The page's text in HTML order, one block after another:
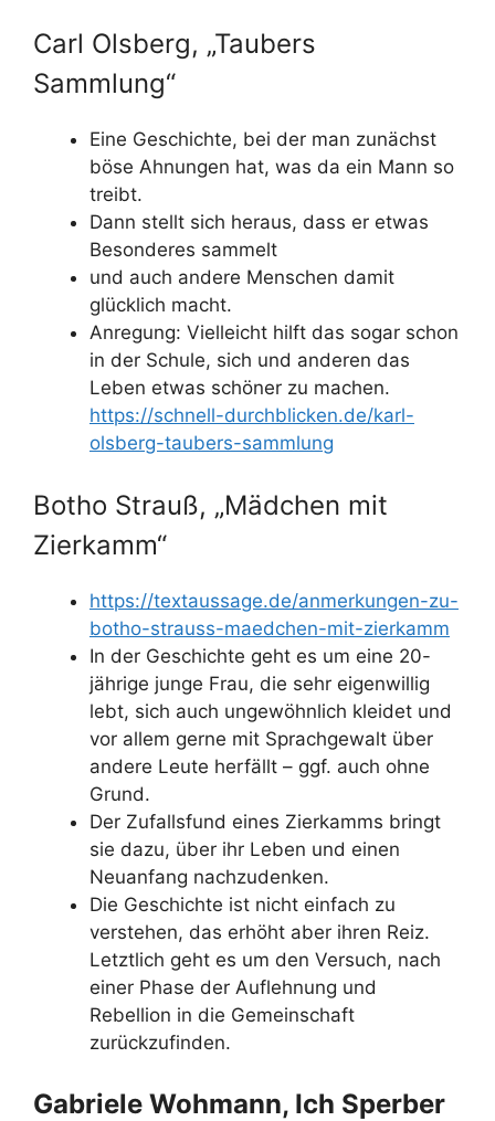
Carl Olsberg, „Taubers
Sammlung“
Eine Geschichte, bei der man zunächst
böse Ahnungen hat, was da ein Mann so
treibt.
Dann stellt sich heraus, dass er etwas
Besonderes sammelt
und auch andere Menschen damit
glücklich macht.
Anregung: Vielleicht hilft das sogar schon
in der Schule, sich und anderen das
Leben etwas schöner zu machen.
https://schnell-durchblicken.de/karl-
olsberg-taubers-sammlung
Botho Strauß, „Mädchen mit
Zierkamm“
https://textaussage.de/anmerkungen-zu-
botho-strauss-maedchen-mit-zierkamm
In der Geschichte geht es um eine 20-
jährige junge Frau, die sehr eigenwillig
lebt, sich auch ungewöhnlich kleidet und
vor allem gerne mit Sprachgewalt über
andere Leute herfällt – ggf. auch ohne
Grund.
Der Zufallsfund eines Zierkamms bringt
sie dazu, über ihr Leben und einen
Neuanfang nachzudenken.
Die Geschichte ist nicht einfach zu
verstehen, das erhöht aber ihren Reiz.
Letztlich geht es um den Versuch, nach
einer Phase der Auflehnung und
Rebellion in die Gemeinschaft
zurückzufinden.
Gabriele Wohmann, Ich Sperber